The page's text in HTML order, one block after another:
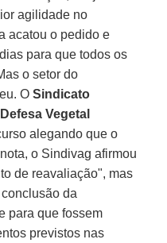
agilidade no
acatou o pedido e
para que todos os
o setor do
O Sindicato
Vegetal
alegando que o
o Sindivag afirmou
de reavaliação", mas
da
para que fossem
previstos nas